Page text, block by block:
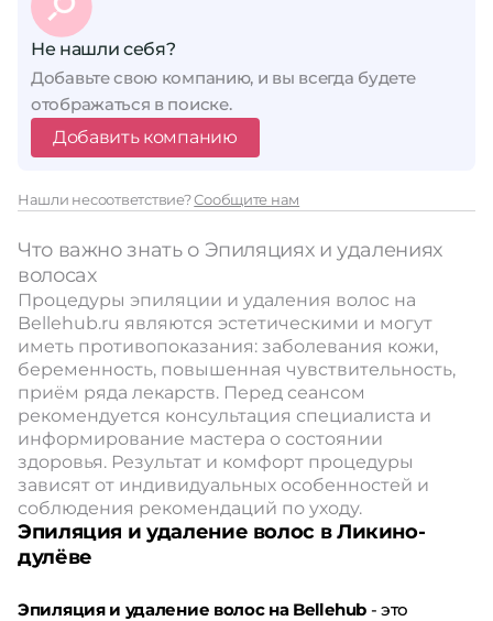
Не нашли себя?
Добавьте свою компанию, и вы всегда будете
отображаться в поиске.
Добавить компанию
Нашли несоответствие?Сообщите нам
Что важно знать о Эпиляциях и удалениях
волосах
Процедуры эпиляции и удаления волос на
Bellehub.ru являются эстетическими и могут
иметь противопоказания: заболевания кожи,
беременность, повышенная чувствительность,
приём ряда лекарств. Перед сеансом
рекомендуется консультация специалиста и
информирование мастера о состоянии
здоровья. Результат и комфорт процедуры
зависят от индивидуальных особенностей и
соблюдения рекомендаций по уходу.
Эпиляция и удаление волос в Ликино-
дулёве
Эпиляция и удаление волос на Bellehub- это